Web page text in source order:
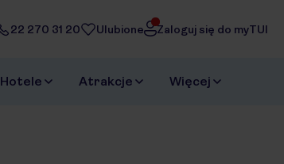
22 270 31 20 Ulubione Zaloguj się do myTUI
Hotele Atrakcje Więcej